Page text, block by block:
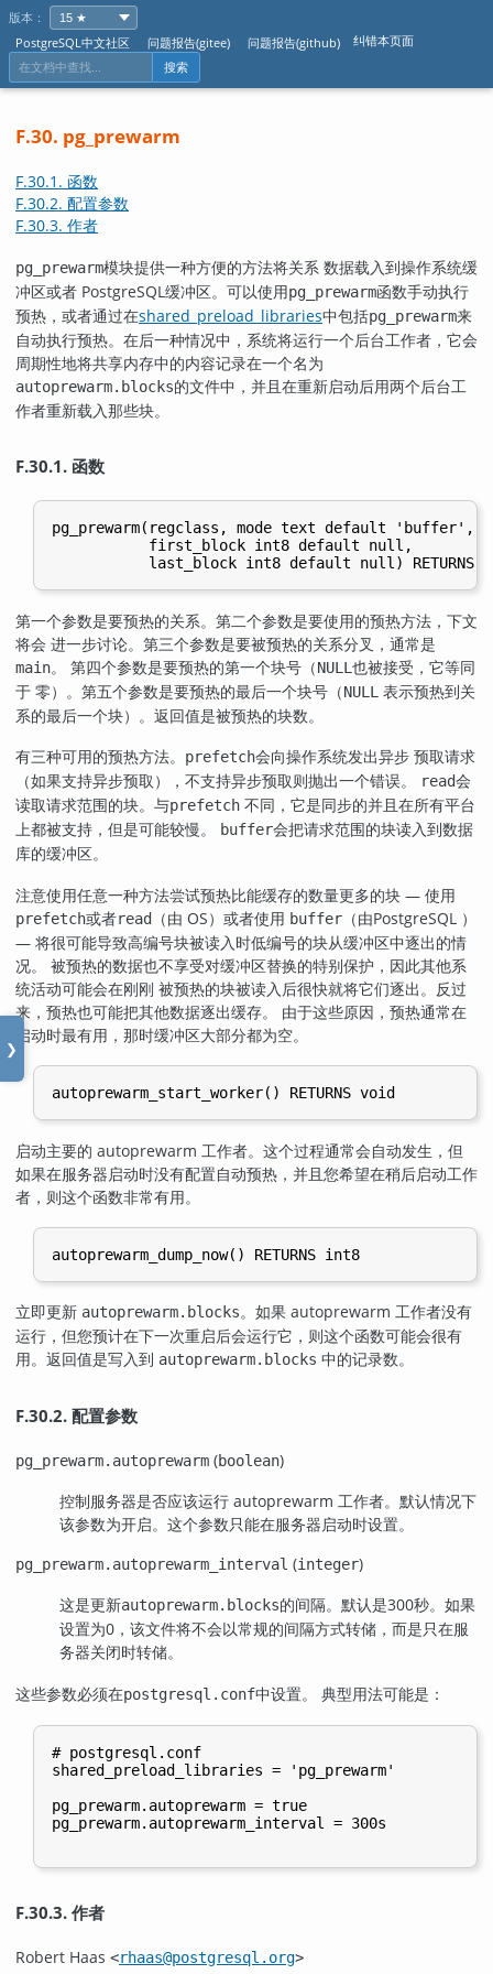
版本：
PostgreSQL中文社区
问题报告(gitee) 问题报告(github) 纠错本页面
搜索
❯
F.30. pg_prewarm
F.30.1. 函数
F.30.2. 配置参数
F.30.3. 作者
pg_prewarm模块提供一种方便的方法将关系 数据载入到操作系统缓
冲区或者 PostgreSQL缓冲区。可以使用pg_prewarm函数手动执行
预热，或者通过在shared_preload_libraries中包括pg_prewarm来
自动执行预热。在后一种情况中，系统将运行一个后台工作者，它会
周期性地将共享内存中的内容记录在一个名为
autoprewarm.blocks的文件中，并且在重新启动后用两个后台工
作者重新载入那些块。
F.30.1. 函数
pg_prewarm(regclass, mode text default
           first_block int8 default null,
第一个参数是要预热的关系。第二个参数是要使用的预热方法，下文
将会 进一步讨论。第三个参数是要被预热的关系分叉，通常是
main。 第四个参数是要预热的第一个块号（NULL 也被接受，它等同
于 零）。第五个参数是要预热的最后一个块号（NULL 表示预热到关
系的最后一个块）。返回值是被预热的块数。
有三种可用的预热方法。
prefetch会向操作系统发出异步 预取请求
（如果支持异步预取），不支持异步预取则抛出一个错误。
read会
读取请求范围的块。与prefetch 不同，它是同步的并且在所有平台
上都被支持，但是可能较慢。
buffer会把请求范围的块读入到数据
库的缓冲区。
注意使用任意一种方法尝试预热比能缓存的数量更多的块 — 使用
prefetch或者read （由 OS）或者使用 buffer （由PostgreSQL ）
— 将很可能导致高编号块被读入时低编号的块从缓冲区中逐出的情
况。 被预热的数据也不享受对缓冲区替换的特别保护，因此其他系
统活动可能会在刚刚 被预热的块被读入后很快就将它们逐出。反过
来，预热也可能把其他数据逐出缓存。 由于这些原因，预热通常在
启动时最有用，那时缓冲区大部分都为空。
启动主要的 autoprewarm 工作者。这个过程通常会自动发生，但
如果在服务器启动时没有配置自动预热，并且您希望在稍后启动工作
者，则这个函数非常有用。
立即更新 autoprewarm.blocks。如果 autoprewarm 工作者没有
运行，但您预计在下一次重启后会运行它，则这个函数可能会很有
用。返回值是写入到 autoprewarm.blocks 中的记录数。
F.30.2. 配置参数
pg_prewarm.autoprewarm (boolean)
控制服务器是否应该运行 autoprewarm 工作者。默认情况下
该参数为开启。这个参数只能在服务器启动时设置。
pg_prewarm.autoprewarm_interval (integer)
这是更新autoprewarm.blocks的间隔。默认是300秒。如果
设置为0，该文件将不会以常规的间隔方式转储，而是只在服
务器关闭时转储。
这些参数必须在postgresql.conf中设置。 典型用法可能是：
# postgresql.conf
shared_preload_libraries = 'pg_prewarm'
pg_prewarm.autoprewarm = true
pg_prewarm.autoprewarm_interval = 300s
F.30.3. 作者
Robert Haas <rhaas@postgresql.org>